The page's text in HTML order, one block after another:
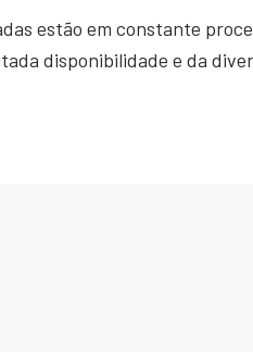
estão em constante
disponibilidade e da